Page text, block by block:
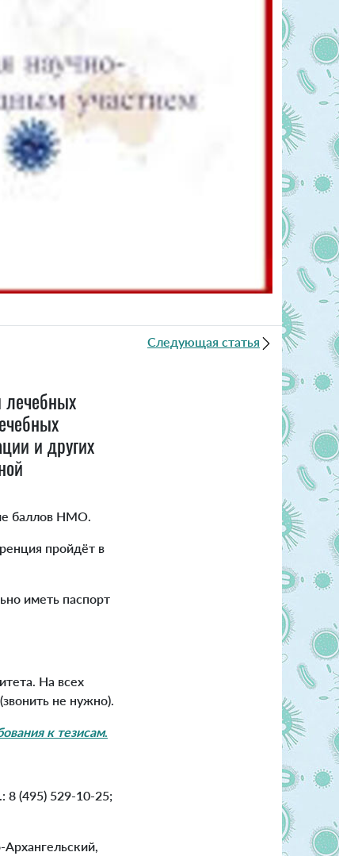
Следующая статья
лечебных
и других
баллов НМО.
пройдёт в
иметь паспорт
На всех
не нужно).
к тезисам.
8 (495) 529-10-25;